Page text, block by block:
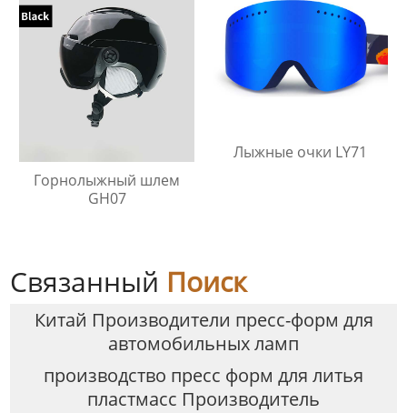
Горнолыжный шлем
GH07
Лыжные очки LY71
Связанный Поиск
Китай Производители пресс-форм для
автомобильных ламп
производство пресс форм для литья
пластмасс Производитель